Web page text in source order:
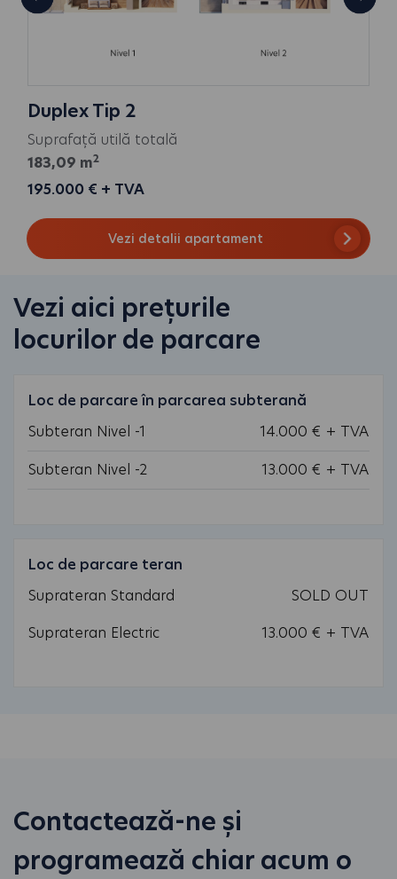
Duplex Tip 2
Suprafață utilă totală
183,09 m2
195.000 € + TVA
Vezi detalii apartament
Vezi aici prețurile
locurilor de parcare
Loc de parcare în parcarea subterană
Subteran Nivel -1
14.000 € + TVA
Subteran Nivel -2
13.000 € + TVA
Loc de parcare teran
Suprateran Standard
SOLD OUT
Suprateran Electric
13.000 € + TVA
Contactează-ne și
programează chiar acum o